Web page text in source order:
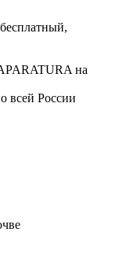
на
всей России